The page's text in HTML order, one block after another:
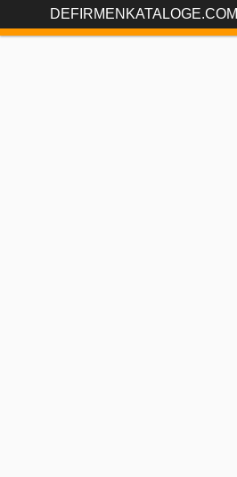
DEFIRMENKATALOGE.COM